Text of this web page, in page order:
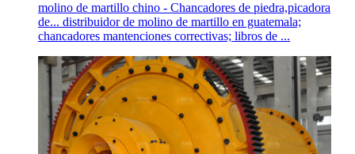
molino de martillo chino - Chancadores de piedra,picadora
de... distribuidor de molino de martillo en guatemala;
chancadores mantenciones correctivas; libros de ...